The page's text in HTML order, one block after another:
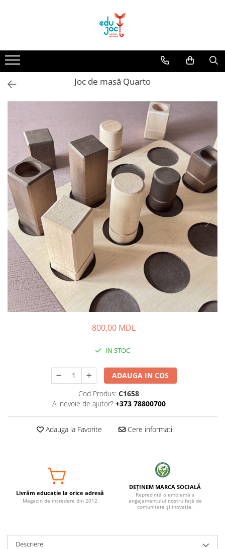
1-2 ani
3-4 ani
5-7 ani
8-99 ani
Joc de masă Quarto
800,00 MDL
IN STOC
ADAUGA IN COS
Cod Produs: C1658
Ai nevoie de ajutor? +373 78800700
Adauga la Favorite Cere informatii
Livrăm educație la orice adresă
Magazin de încredere din 2012
DEȚINEM MARCA SOCIALĂ
Reprezintă o emblemă a
angajamentului nostru față de
comunitate și inovație.
Descriere